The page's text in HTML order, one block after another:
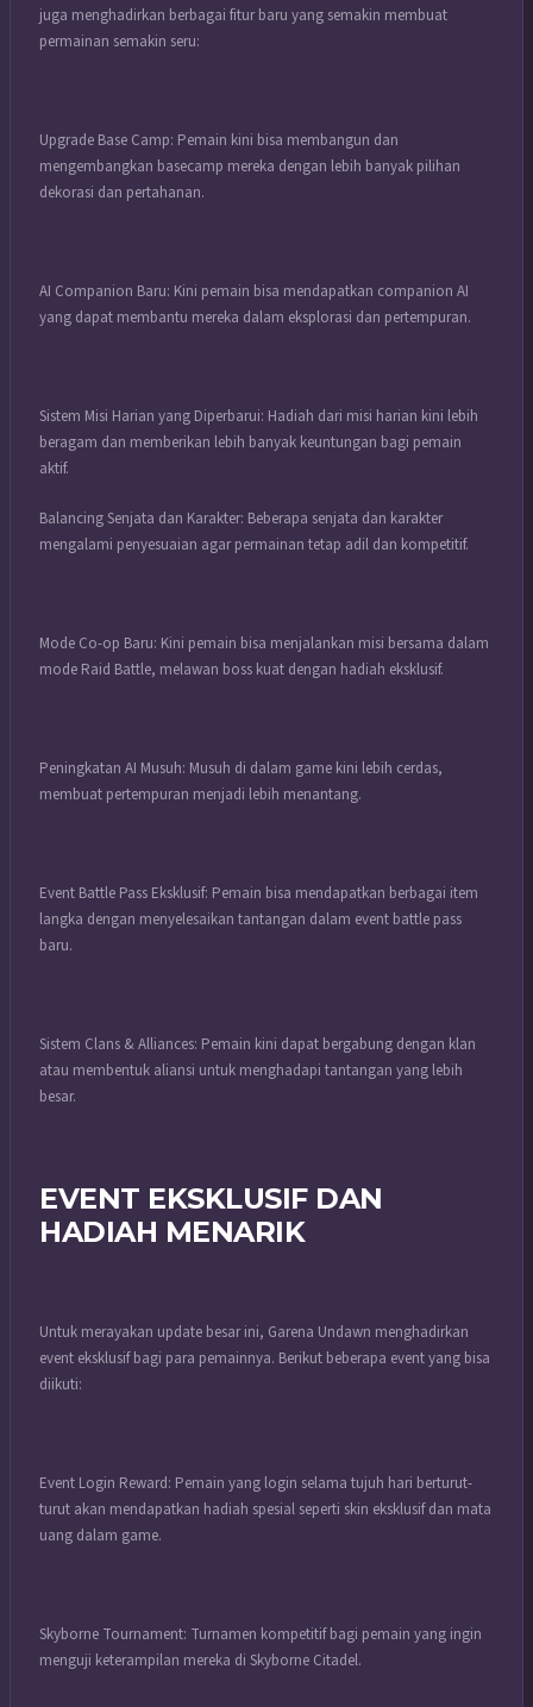
juga menghadirkan berbagai fitur baru yang semakin membuat
permainan semakin seru:
Upgrade Base Camp: Pemain kini bisa membangun dan
mengembangkan basecamp mereka dengan lebih banyak pilihan
dekorasi dan pertahanan.
AI Companion Baru: Kini pemain bisa mendapatkan companion AI
yang dapat membantu mereka dalam eksplorasi dan pertempuran.
Sistem Misi Harian yang Diperbarui: Hadiah dari misi harian kini lebih
beragam dan memberikan lebih banyak keuntungan bagi pemain
aktif.
Balancing Senjata dan Karakter: Beberapa senjata dan karakter
mengalami penyesuaian agar permainan tetap adil dan kompetitif.
Mode Co-op Baru: Kini pemain bisa menjalankan misi bersama dalam
mode Raid Battle, melawan boss kuat dengan hadiah eksklusif.
Peningkatan AI Musuh: Musuh di dalam game kini lebih cerdas,
membuat pertempuran menjadi lebih menantang.
Event Battle Pass Eksklusif: Pemain bisa mendapatkan berbagai item
langka dengan menyelesaikan tantangan dalam event battle pass
baru.
Sistem Clans & Alliances: Pemain kini dapat bergabung dengan klan
atau membentuk aliansi untuk menghadapi tantangan yang lebih
besar.
EVENT EKSKLUSIF DAN
HADIAH MENARIK
Untuk merayakan update besar ini, Garena Undawn menghadirkan
event eksklusif bagi para pemainnya. Berikut beberapa event yang bisa
diikuti:
Event Login Reward: Pemain yang login selama tujuh hari berturut-
turut akan mendapatkan hadiah spesial seperti skin eksklusif dan mata
uang dalam game.
Skyborne Tournament: Turnamen kompetitif bagi pemain yang ingin
menguji keterampilan mereka di Skyborne Citadel.